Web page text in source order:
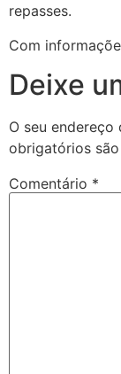
repasses.
Com
Deixe
O seu
obrigatórios
Comentário *